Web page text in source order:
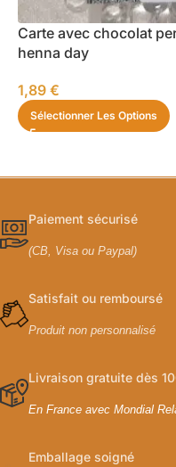
Carte avec chocolat
henna day
1,89 €
Sélectionner Les Options
Paiement sécurisé
(CB, Visa ou Paypal)
Satisfait ou remboursé
Produit non personnalisé
Livraison gratuite dès
En France avec Mondial
Emballage soigné